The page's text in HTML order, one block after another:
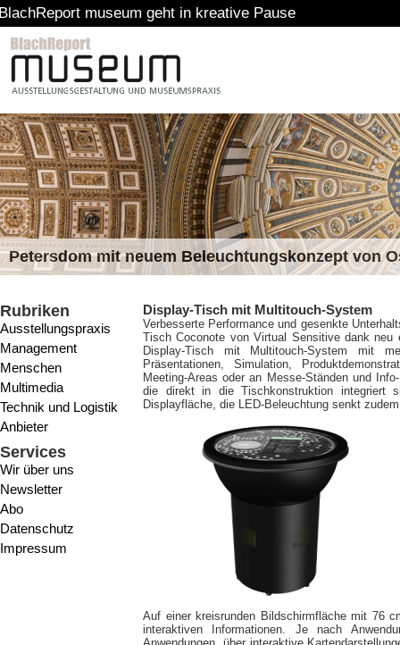
museum geht in kreative Pause
Petersdom mit neuem Beleuchtungskonzept von
Rubriken
Ausstellungspraxis
Management
Menschen
Multimedia
Technik und Logistik
Anbieter
Services
Wir über uns
Newsletter
Abo
Datenschutz
Impressum
Display-Tisch mit Multitouch-System
Verbesserte Performance und gesenkte
Tisch Coconote von Virtual Sensitive dank neu
Display-Tisch mit Multitouch-System mit
Präsentationen, Simulation,
Meeting-Areas oder an Messe-Ständen und
die direkt in die Tischkonstruktion integriert
Displayfläche, die LED-Beleuchtung senkt
Auf einer kreisrunden Bildschirmfläche mit 76
interaktiven Informationen. Je nach